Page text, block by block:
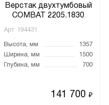
Верстак двухтумбовый
COMBAT 2205.1830
Арт. 194431
Высота, мм
1357
Ширина, мм
1500
Глубина, мм
700
141 700₽